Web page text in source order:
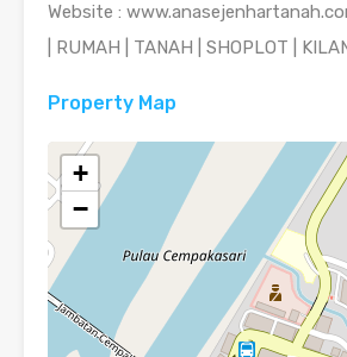
Website :
| RUMAH | TANAH | SHOPLOT |
Property Map
+
−